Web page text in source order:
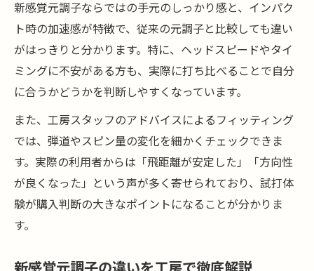
新感覚元調子ならではの手元のしっかり感と、インパク
ト時の加速感が特徴で、従来の元調子と比較しても違い
がはっきりと分かります。特に、ヘッドスピードやタイ
ミングに不安がある方も、実際に打ち比べることで自分
に合うかどうかを判断しやすくなっています。
また、工房スタッフのアドバイスによるフィッティング
では、弾道やスピン量の変化を細かくチェックできま
す。実際の利用者からは「飛距離が安定した」「方向性
が良くなった」という声が多く寄せられており、試打体
験が購入判断の大きなポイントになることが分かりま
す。